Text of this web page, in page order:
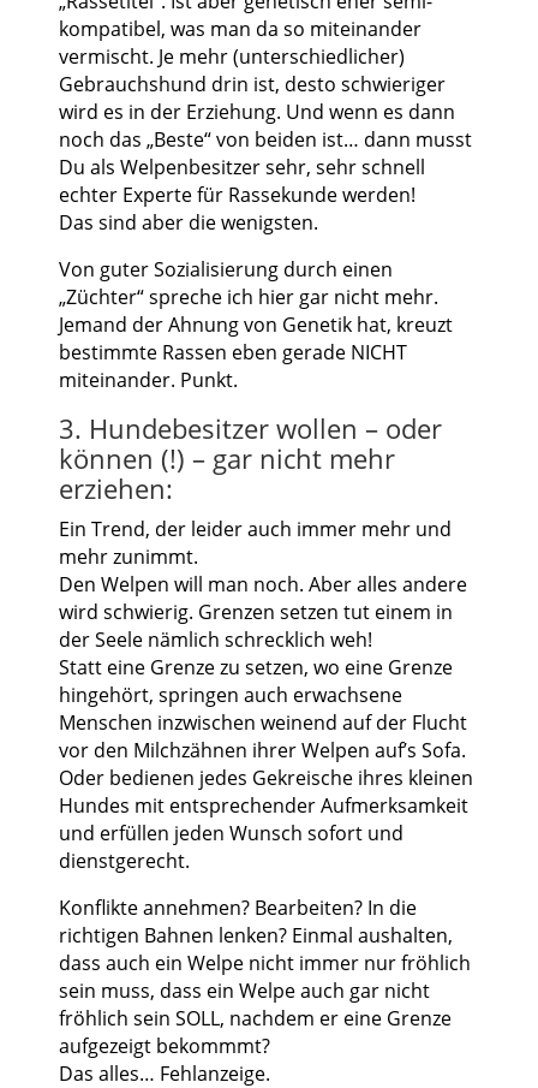
kompatibel, was man da so miteinander
vermischt. Je mehr (unterschiedlicher)
Gebrauchshund drin ist, desto schwieriger
wird es in der Erziehung. Und wenn es dann
noch das „Beste“ von beiden ist… dann musst
Du als Welpenbesitzer sehr, sehr schnell
echter Experte für Rassekunde werden!
Das sind aber die wenigsten.
Von guter Sozialisierung durch einen
„Züchter“ spreche ich hier gar nicht mehr.
Jemand der Ahnung von Genetik hat, kreuzt
bestimmte Rassen eben gerade NICHT
miteinander. Punkt.
3. Hundebesitzer wollen – oder
können (!) – gar nicht mehr
erziehen:
Ein Trend, der leider auch immer mehr und
mehr zunimmt.
Den Welpen will man noch. Aber alles andere
wird schwierig. Grenzen setzen tut einem in
der Seele nämlich schrecklich weh!
Statt eine Grenze zu setzen, wo eine Grenze
hingehört, springen auch erwachsene
Menschen inzwischen weinend auf der Flucht
vor den Milchzähnen ihrer Welpen auf’s Sofa.
Oder bedienen jedes Gekreische ihres kleinen
Hundes mit entsprechender Aufmerksamkeit
und erfüllen jeden Wunsch sofort und
dienstgerecht.
Konflikte annehmen? Bearbeiten? In die
richtigen Bahnen lenken? Einmal aushalten,
dass auch ein Welpe nicht immer nur fröhlich
sein muss, dass ein Welpe auch gar nicht
fröhlich sein SOLL, nachdem er eine Grenze
aufgezeigt bekommmt?
Das alles… Fehlanzeige.